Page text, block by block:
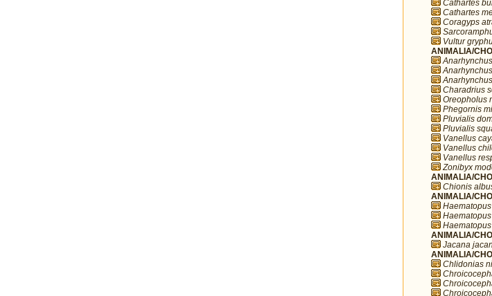
Cathartes
Cathartes
Coragyps
Vultur
ANIMALIA/
Charadrius
Oreopholus
Phegornis
Pluvialis
Pluvialis
Vanellus
Vanellus
Vanellus
Zonibyx
ANIMALIA/
Chionis
ANIMALIA/
ANIMALIA/
Jacana
ANIMALIA/
Chlidonias